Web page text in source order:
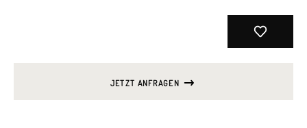
JETZT ANFRAGEN